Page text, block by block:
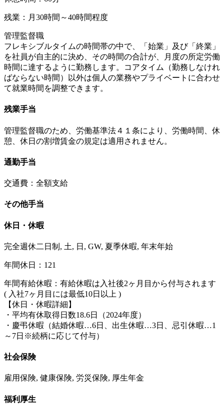
残業：月30時間～40時間程度
管理監督職
フレキシブルタイムの時間帯の中で、「始業」及び「終業」
を社員が自主的に決め、その時間の合計が、月度の所定労働
時間に達するように勤務します。コアタイム（勤務しなけれ
ばならない時間）以外は個人の業務やプライベートに合わせ
て就業時間を調整できます。
残業手当
管理監督職のため、労働基準法４１条により、労働時間、休
憩、休日の割増賃金の規定は適用されません。
通勤手当
交通費：全額支給
その他手当
休日・休暇
完全週休二日制, 土, 日, GW, 夏季休暇, 年末年始
年間休日：121
年間有給休暇：有給休暇は入社後2ヶ月目から付与されます
( 入社7ヶ月目には最低10日以上 )
【休日・休暇詳細】
・平均有休取得日数18.6日（2024年度）
・慶弔休暇（結婚休暇…6日、出生休暇…3日、忌引休暇…1
～7日※続柄に応じて付与）
社会保険
雇用保険, 健康保険, 労災保険, 厚生年金
福利厚生